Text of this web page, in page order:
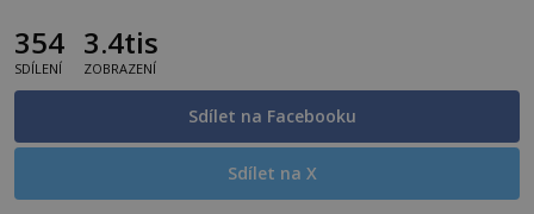
354
SDÍLENÍ
3.4tis
ZOBRAZENÍ
Sdílet na Facebooku
Sdílet na X